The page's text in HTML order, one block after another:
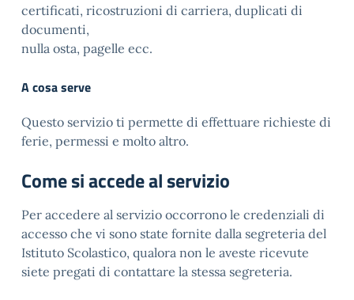
certificati, ricostruzioni di carriera, duplicati di
documenti,
nulla osta, pagelle ecc.
A cosa serve
Questo servizio ti permette di effettuare richieste di
ferie, permessi e molto altro.
Come si accede al servizio
Per accedere al servizio occorrono le credenziali di
accesso che vi sono state fornite dalla segreteria del
Istituto Scolastico, qualora non le aveste ricevute
siete pregati di contattare la stessa segreteria.